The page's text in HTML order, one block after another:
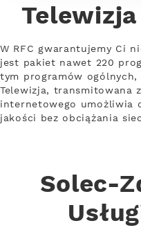
W RFC gwarantujemy Ci
jest pakiet nawet 220
tym programów
Telewizja, transmitowana
internetowego umożliwia
jakości bez obciążania
Solec-